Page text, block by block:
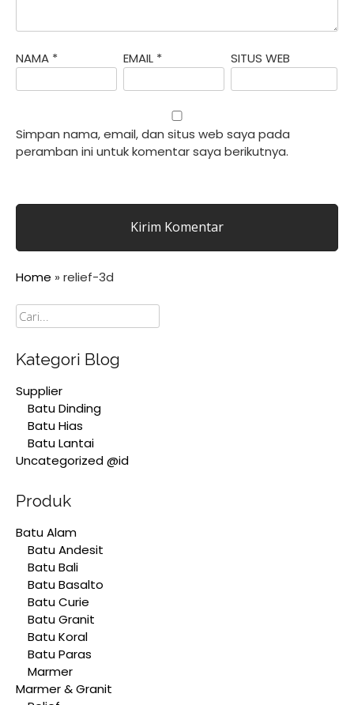
NAMA * EMAIL * SITUS WEB
Simpan nama, email, dan situs web saya pada
peramban ini untuk komentar saya berikutnya.
Home » relief-3d
Cari
Kategori Blog
Supplier
Batu Dinding
Batu Hias
Batu Lantai
Uncategorized @id
Produk
Batu Alam
Batu Andesit
Batu Bali
Batu Basalto
Batu Curie
Batu Granit
Batu Koral
Batu Paras
Marmer
Marmer & Granit